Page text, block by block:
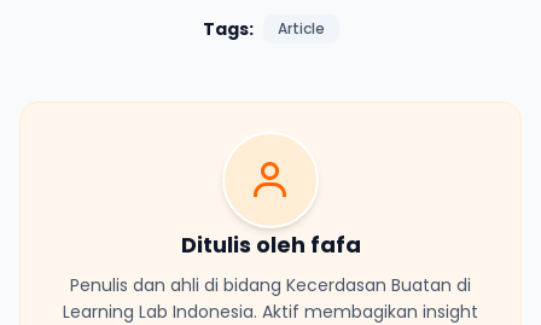
Tags: Article
Ditulis oleh fafa
Penulis dan ahli di bidang Kecerdasan Buatan di
Learning Lab Indonesia. Aktif membagikan insight